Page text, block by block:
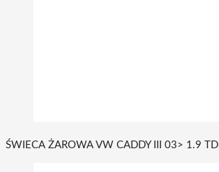
ŚWIECA ŻAROWA VW CADDY III 03> 1.9 TDI